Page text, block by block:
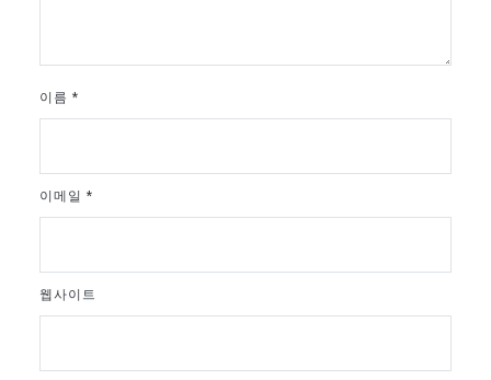
이름 *
이메일 *
웹사이트